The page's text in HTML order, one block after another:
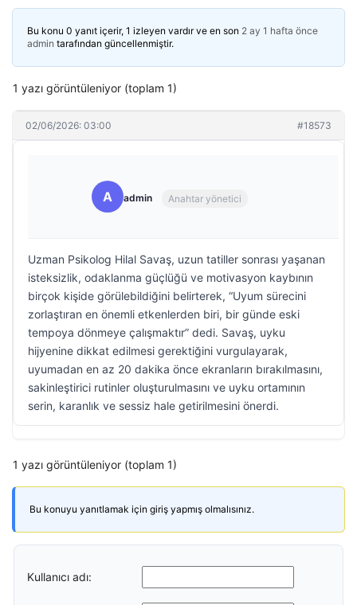
Bu konu 0 yanıt içerir, 1 izleyen vardır ve en son 2 ay 1 hafta önce
admin tarafından güncellenmiştir.
1 yazı görüntüleniyor (toplam 1)
02/06/2026: 03:00 #18573
A admin Anahtar yönetici
Uzman Psikolog Hilal Savaş, uzun tatiller sonrası yaşanan
isteksizlik, odaklanma güçlüğü ve motivasyon kaybının
birçok kişide görülebildiğini belirterek, “Uyum sürecini
zorlaştıran en önemli etkenlerden biri, bir günde eski
tempoya dönmeye çalışmaktır” dedi. Savaş, uyku
hijyenine dikkat edilmesi gerektiğini vurgulayarak,
uyumadan en az 20 dakika önce ekranların bırakılmasını,
sakinleştirici rutinler oluşturulmasını ve uyku ortamının
serin, karanlık ve sessiz hale getirilmesini önerdi.
1 yazı görüntüleniyor (toplam 1)
Bu konuyu yanıtlamak için giriş yapmış olmalısınız.
Kullanıcı adı: